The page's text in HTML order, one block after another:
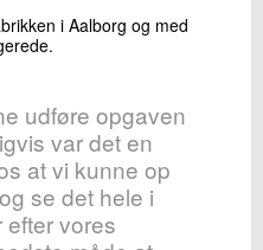
i Aalborg og med
udføre opgaven
var det en
at vi kunne op
se det hele i
efter vores